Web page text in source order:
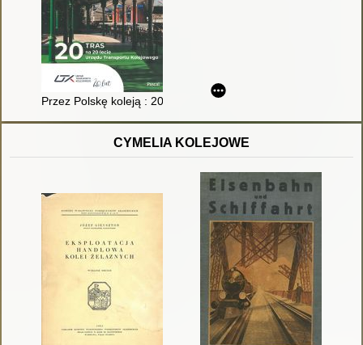
Przez Polskę koleją : 20 tras na 20-lecie Urzędu Transportu
CYMELIA KOLEJOWE